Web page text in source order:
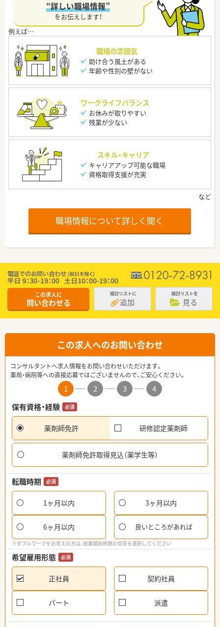
“詳しい職場情報”
をお伝えします！
職場の雰囲気
助け合う風土がある
年齢や性別の壁がない
ワークライフバランス
お休みが取りやすい
残業が少ない
スキル・キャリア
キャリアアップ可能な職場
資格取得支援が充実
職場情報について詳しく聞く
この求人に
問い合わせる
検討リストに
追加
検討リストを
見る
この求人へのお問い合わせ
コンサルタントへ求人情報をお問い合わせいただけます。
薬局・病院等への直接応募ではございませんので、ご安心ください。
1 2 3
4
保有資格・経験
必須
薬剤師免許 研修認定薬剤師
薬剤師免許取得見込（薬学生等）
転職時期 必須
1ヶ月以内 3ヶ月以内
6ヶ月以内 良いところがあれば
※ダブルワークをお考えの方は、就業開始時期の目安を選択してください
希望雇用形態 必須
正社員 契約社員
パート 派遣